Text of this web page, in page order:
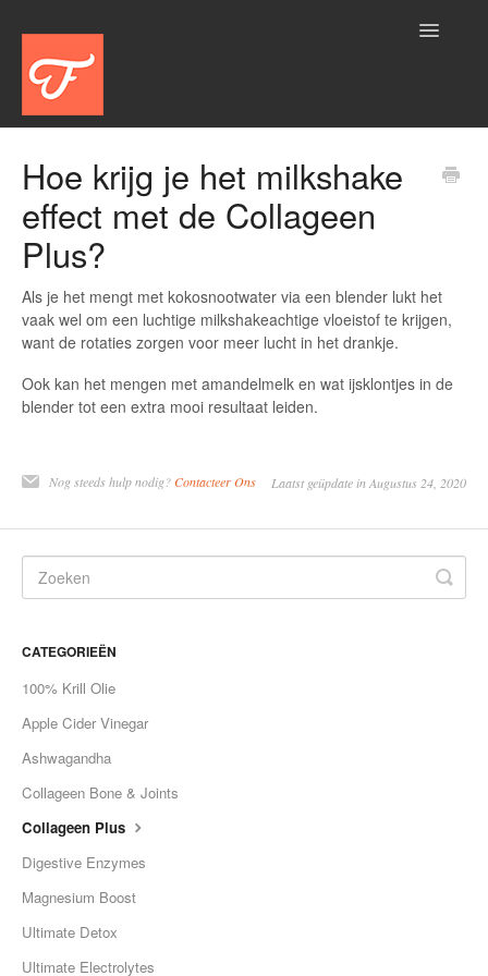
Toggle
Aanbod
Algemeen
Betalen
Hoe krijg je het milkshake
effect met de Collageen
Plus?
Als je het mengt met kokosnootwater via een blender lukt het
vaak wel om een luchtige milkshakeachtige vloeistof te krijgen,
want de rotaties zorgen voor meer lucht in het drankje.
Ook kan het mengen met amandelmelk en wat ijsklontjes in de
blender tot een extra mooi resultaat leiden.
Nog steeds hulp nodig?Contacteer Ons Laatst geüpdate in Augustus 24, 2020
CATEGORIEËN
100% Krill Olie
Apple Cider Vinegar
Ashwagandha
Collageen Bone & Joints
Collageen Plus
Digestive Enzymes
Magnesium Boost
Ultimate Detox
Ultimate Electrolytes